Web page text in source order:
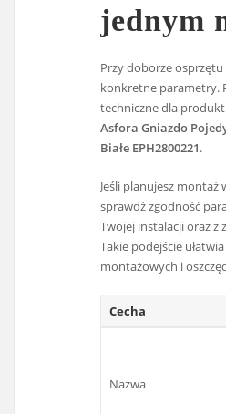
jednym
Przy doborze
konkretne parametry.
techniczne dla
Asfora Gniazdo
Białe EPH2800221.
Jeśli planujesz
sprawdź zgodność
Twojej instalacji oraz
Takie podejście
montażowych i
Cecha
Nazwa